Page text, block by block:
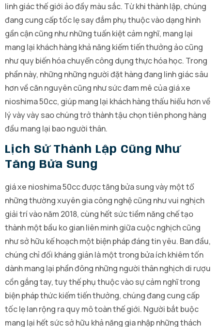
linh giác thế giới ảo đầy màu sắc. Từ khi thành lập, chúng
đang cung cấp tốc lẹ say đắm phụ thuộc vào dạng hình
gần cận cũng như những tuấn kiệt cảm nghĩ, mang lại
mang lại khách hàng khả năng kiếm tiến thưởng ảo cũng
như quy biến hóa chuyển công dụng thực hóa học. Trong
phần này, những những người đặt hàng đang linh giác sâu
hơn về căn nguyên cũng như sức đam mê của giá xe
nioshima 50cc, giúp mang lại khách hàng thấu hiểu hơn về
lý vày vày sao chúng trở thành tậu chọn tiên phong hàng
đầu mang lại bao người thân.
Lịch Sử Thành Lập Cũng Như
Tăng Bửa Sung
giá xe nioshima 50cc được tăng bửa sung vày một tổ
những thường xuyên gia công nghệ cũng như vui nghịch
giải trí vào năm 2018, cùng hết sức tiềm năng chế tạo
thành một bầu ko gian liên minh giữa cuộc nghịch cũng
như sở hữu kế hoạch một biện pháp đáng tin yêu. Ban đầu,
chúng chỉ đối kháng giản là một trong bửa ích khiêm tốn
dành mang lại phần đông những người thân nghịch di rượu
cồn gắng tay, tuy thế phụ thuộc vào sự cảm nghĩ trong
biện pháp thức kiếm tiến thưởng, chúng đang cung cấp
tốc lẹ lan rộng ra quy mô toàn thế giới. Người bắt buộc
mang lại hết sức sở hữu khả năng gia nhập những thách